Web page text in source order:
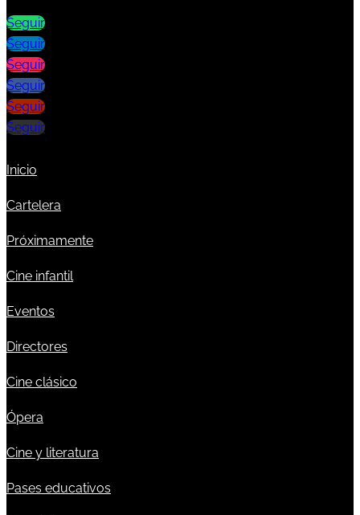
Seguir
Seguir
Seguir
Seguir
Seguir
Seguir
Inicio
Cartelera
Próximamente
Cine infantil
Eventos
Directores
Cine clásico
Ópera
Cine y literatura
Pases educativos